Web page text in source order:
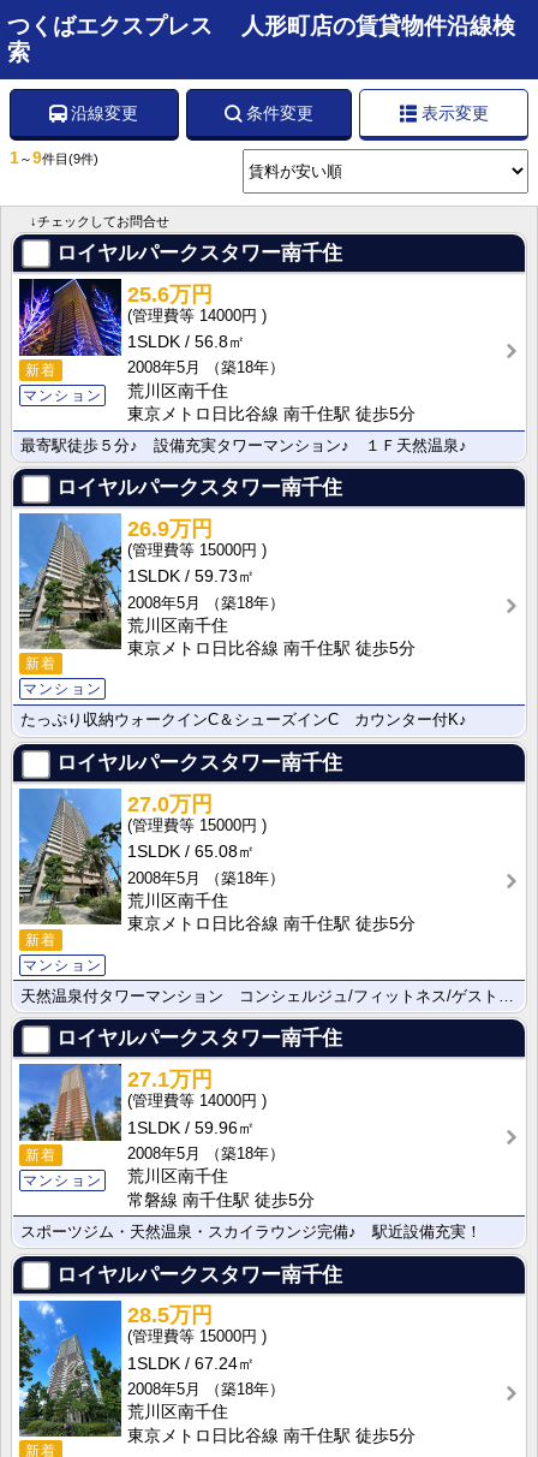
つくばエクスプレス 人形町店の賃貸物件沿線検
索
沿線変更 条件変更 表示変更
1～9件目 (9件)
↓チェックしてお問合せ
ロイヤルパークスタワー南千住
新着
マンション
25.6万円
14000円
1SLDK
56.8㎡
2008年5月
（築18年）
荒川区南千住
東京メトロ日比谷線 南千住駅 徒歩5分
最寄駅徒歩５分♪ 設備充実タワーマンション♪ １Ｆ天然温泉♪
ロイヤルパークスタワー南千住
新着
マンション
26.9万円
15000円
1SLDK
59.73㎡
2008年5月
（築18年）
荒川区南千住
東京メトロ日比谷線 南千住駅 徒歩5分
たっぷり収納ウォークインC＆シューズインC カウンター付K♪
ロイヤルパークスタワー南千住
新着
マンション
27.0万円
15000円
1SLDK
65.08㎡
2008年5月
（築18年）
荒川区南千住
東京メトロ日比谷線 南千住駅 徒歩5分
ロイヤルパークスタワー南千住
新着
マンション
27.1万円
14000円
1SLDK
59.96㎡
2008年5月
（築18年）
荒川区南千住
常磐線 南千住駅 徒歩5分
スポーツジム・天然温泉・スカイラウンジ完備♪ 駅近設備充実！
ロイヤルパークスタワー南千住
新着
28.5万円
15000円
1SLDK
67.24㎡
2008年5月
（築18年）
荒川区南千住
東京メトロ日比谷線 南千住駅 徒歩5分